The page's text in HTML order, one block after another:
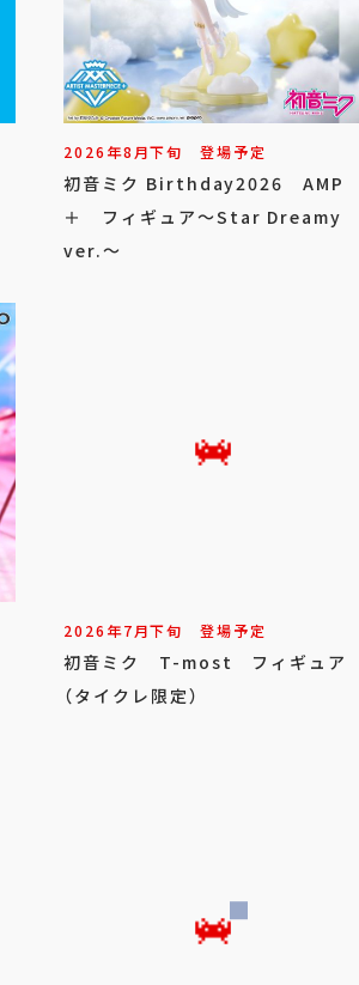
2026年8月下旬 登場予定
初音ミク Birthday2026 AMP
＋ フィギュア～Star Dreamy
ver.～
2026年7月下旬 登場予定
初音ミク T-most フィギュア
（タイクレ限定）